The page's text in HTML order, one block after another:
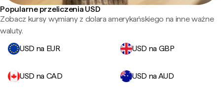
Popularne przeliczenia USD
Zobacz kursy wymiany z dolara amerykańskiego na inne ważne
waluty.
USD na EUR
USD na GBP
USD na CAD USD na AUD